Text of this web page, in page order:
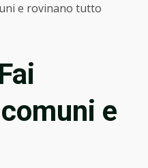
e rovinano tutto
e